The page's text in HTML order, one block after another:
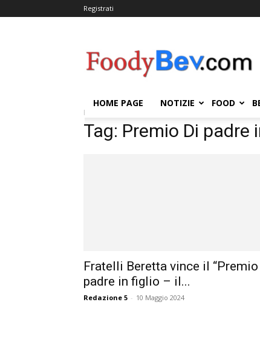
Registrati
HOME PAGE NOTIZIE FOOD
Home
Tag: Premio Di padre
Fratelli Beretta vince il “Premio
padre in figlio – il...
Redazione 5 - 10 Maggio 2024